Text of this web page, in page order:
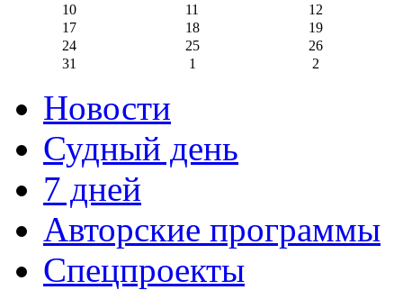
10
11
12
17
18
19
24
25
26
31
1 2
Новости
Судный день
7 дней
Авторские программы
Спецпроекты